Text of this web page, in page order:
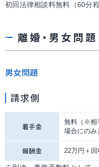
初回法律相談料無料（60分程
離婚・男女問題
男女問題
請求側
着手金
無料（※相
場合にのみ
報酬金 22万円＋